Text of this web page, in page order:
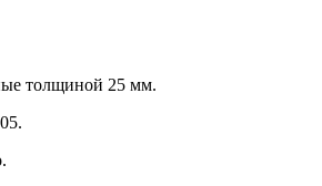
толщиной 25 мм.